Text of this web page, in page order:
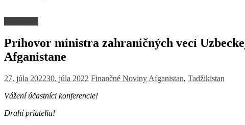
Príhovor ministra zahraničných vecí
Afganistane
27. júla 202230. júla 2022 Finančné Noviny Afganistan, Tadžikistan
Vážení účastníci konferencie!
Drahí priatelia!